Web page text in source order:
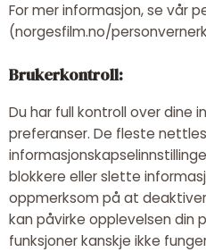
For mer informasjon, se vår
(norgesfilm.no/
Brukerkontroll:
Du har full kontroll over dine
preferanser. De fleste
blokkere eller slette
oppmerksom på at
kan påvirke opplevelsen din
funksjoner kanskje ikke